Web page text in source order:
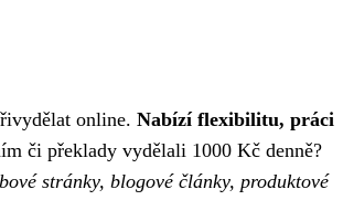
online. Nabízí flexibilitu, práci
či překlady vydělali 1000 Kč denně?
stránky, blogové články, produktové